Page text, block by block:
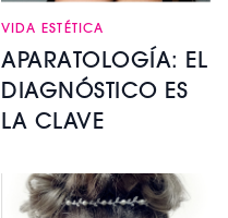
VIDA ESTÉTICA
APARATOLOGÍA: EL
DIAGNÓSTICO ES
LA CLAVE